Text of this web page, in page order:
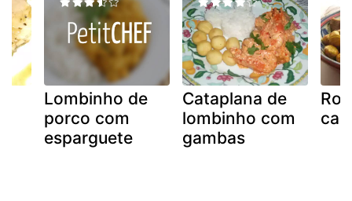
Lombinho de
porco com
esparguete
Cataplana de
lombinho com
gambas